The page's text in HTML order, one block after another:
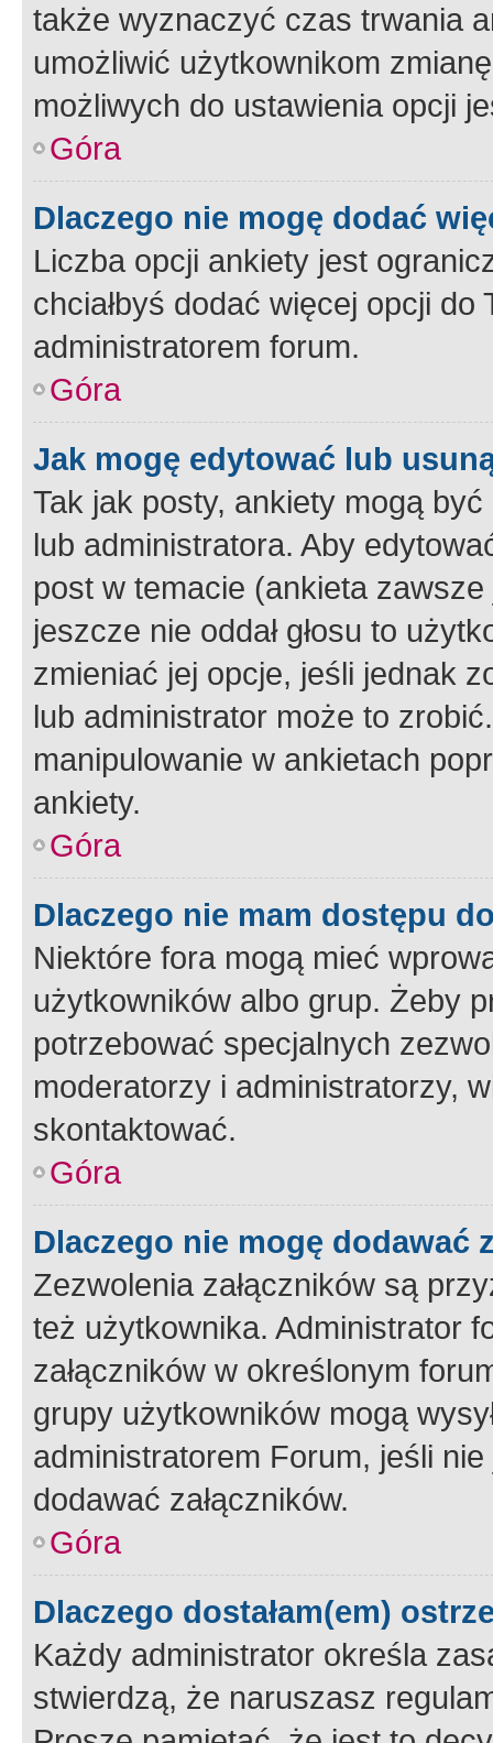
także wyznaczyć czas trwania
umożliwić użytkownikom
możliwych do ustawienia opcji
Góra
Dlaczego nie mogę dodać
Liczba opcji ankiety jest
chciałbyś dodać więcej opcji
administratorem forum.
Góra
Jak mogę edytować lub
Tak jak posty, ankiety mogą
lub administratora. Aby
post w temacie (ankieta
jeszcze nie oddał głosu to
zmieniać jej opcje, jeśli jednak
lub administrator może to
manipulowanie w ankietach
ankiety.
Góra
Dlaczego nie mam dostępu
Niektóre fora mogą mieć
użytkowników albo grup. Żeby
potrzebować specjalnych
moderatorzy i administratorzy,
skontaktować.
Góra
Dlaczego nie mogę dodawać
Zezwolenia załączników są
też użytkownika. Administrator
załączników w określonym
grupy użytkowników mogą
administratorem Forum, jeśli
dodawać załączników.
Góra
Dlaczego dostałam(em)
Każdy administrator określa
stwierdzą, że naruszasz